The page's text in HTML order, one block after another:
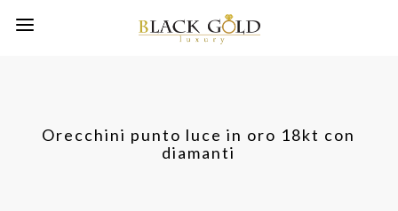
Orecchini punto luce in oro 18kt con
diamanti